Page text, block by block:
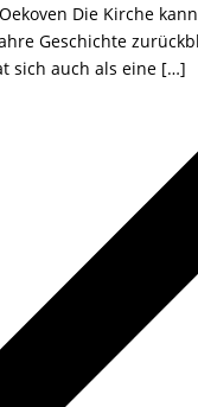
Die Kirche
Geschichte
sich auch als eine […]